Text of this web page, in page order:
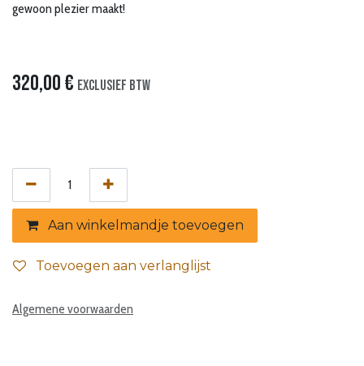
gewoon plezier maakt!
320,00€ Exclusief btw
Aan winkelmandje toevoegen
Toevoegen aan verlanglijst
Algemene voorwaarden